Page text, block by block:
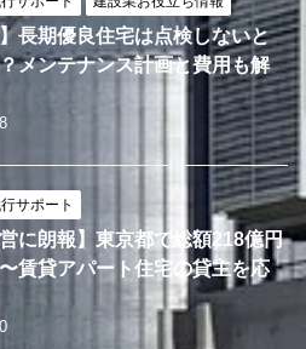
長期優良住宅は点検しないと
メンテナンス計画と費用も解
サポート
営に朗報】東京都で総額218億円
賃貸アパート住宅の貸主を応